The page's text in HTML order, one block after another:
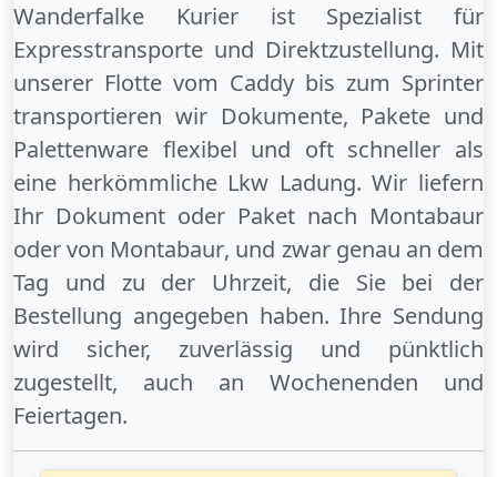
Wanderfalke Kurier ist Spezialist für
Expresstransporte und Direktzustellung. Mit
unserer Flotte vom Caddy bis zum Sprinter
transportieren wir Dokumente, Pakete und
Palettenware flexibel und oft schneller als
eine herkömmliche Lkw Ladung. Wir liefern
Ihr Dokument oder Paket nach Montabaur
odervon Montabaur, und zwar genau an dem
Tag und zu der Uhrzeit, die Sie bei der
Bestellung angegeben haben. Ihre Sendung
wird sicher, zuverlässig und pünktlich
zugestellt, auch an Wochenenden und
Feiertagen.